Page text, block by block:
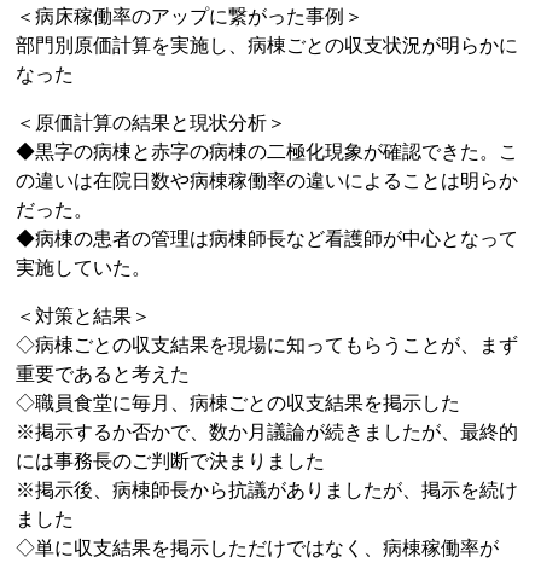
＜病床稼働率のアップに繋がった事例＞
部門別原価計算を実施し、病棟ごとの収支状況が明らかに
なった
＜原価計算の結果と現状分析＞
◆黒字の病棟と赤字の病棟の二極化現象が確認できた。こ
の違いは在院日数や病棟稼働率の違いによることは明らか
だった。
◆病棟の患者の管理は病棟師長など看護師が中心となって
実施していた。
＜対策と結果＞
◇病棟ごとの収支結果を現場に知ってもらうことが、まず
重要であると考えた
◇職員食堂に毎月、病棟ごとの収支結果を掲示した
※掲示するか否かで、数か月議論が続きましたが、最終的
には事務長のご判断で決まりました
※掲示後、病棟師長から抗議がありましたが、掲示を続け
ました
◇単に収支結果を掲示しただけではなく、病棟稼働率が